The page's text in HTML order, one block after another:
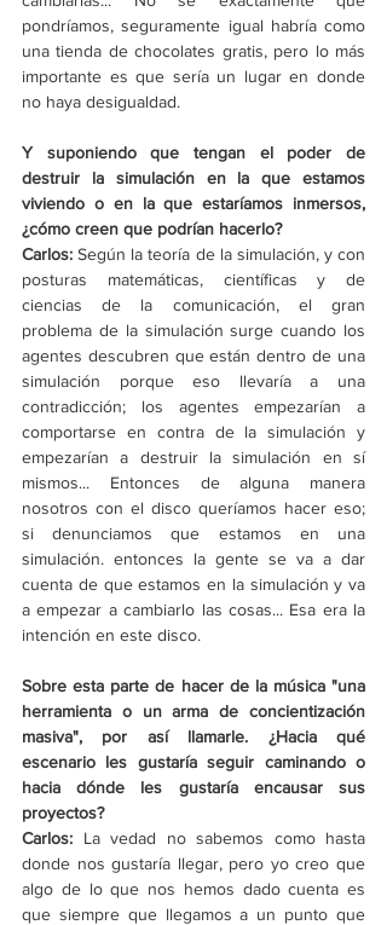
pondríamos, seguramente igual habría como
una tienda de chocolates gratis, pero lo más
importante es que sería un lugar en donde
no haya desigualdad.
Y suponiendo que tengan el poder de
destruir la simulación en la que estamos
viviendo o en la que estaríamos inmersos,
¿cómo creen que podrían hacerlo?
Carlos: Según la teoría de la simulación, y con
posturas matemáticas, científicas y de
ciencias de la comunicación, el gran
problema de la simulación surge cuando los
agentes descubren que están dentro de una
simulación porque eso llevaría a una
contradicción; los agentes empezarían a
comportarse en contra de la simulación y
empezarían a destruir la simulación en sí
mismos... Entonces de alguna manera
nosotros con el disco queríamos hacer eso;
si denunciamos que estamos en una
simulación. entonces la gente se va a dar
cuenta de que estamos en la simulación y va
a empezar a cambiarlo las cosas... Esa era la
intención en este disco.
Sobre esta parte de hacer de la música "una
herramienta o un arma de concientización
masiva", por así llamarle. ¿Hacia qué
escenario les gustaría seguir caminando o
hacia dónde les gustaría encausar sus
proyectos?
Carlos: La vedad no sabemos como hasta
donde nos gustaría llegar, pero yo creo que
algo de lo que nos hemos dado cuenta es
que siempre que llegamos a un punto que